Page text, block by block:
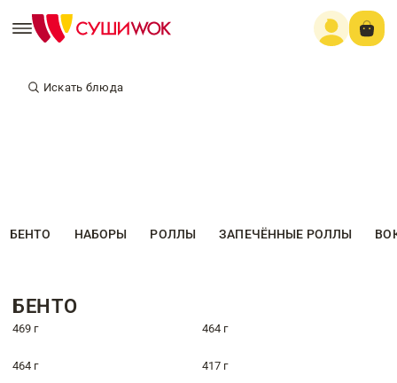
Искать блюда
БЕНТО НАБОРЫ РОЛЛЫ ЗАПЕЧЁННЫЕ РОЛЛЫ
БЕНТО
469 г 464 г
464 г 417 г